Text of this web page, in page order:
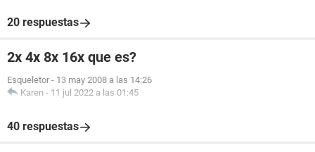
20 respuestas
2x 4x 8x 16x que es?
Esqueletor - 13 may 2008 a las 14:26
Karen - 11 jul 2022 a las 01:45
40 respuestas